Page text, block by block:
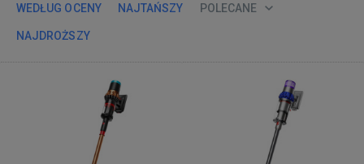
WEDŁUG OCENY NAJTAŃSZY POLECANE
NAJDROŻSZY